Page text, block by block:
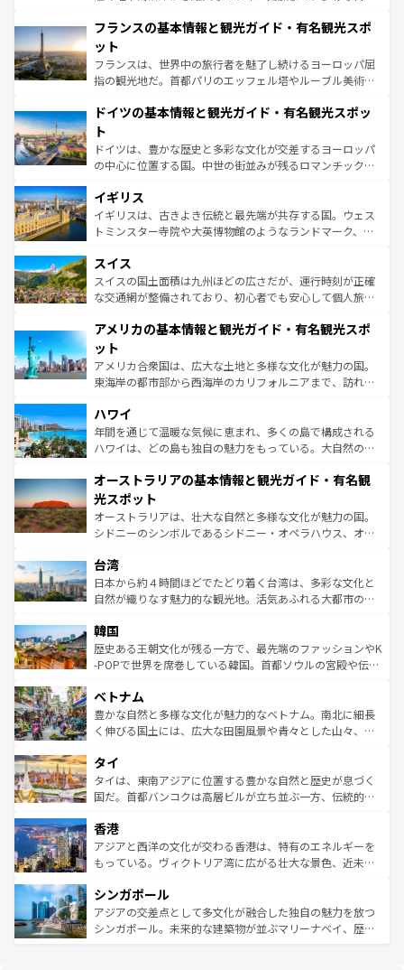
なお、新着のイタリア情報はコンテンツ一覧を参照してほ
しい。
文化が根付くこの国では、情熱的なフラメンコ、熱気あふ
れる闘牛、そして美味しいタパスが生活の一部となってい
る。首都マドリードの洗練された雰囲気や、バルセロナの
アートに溢れた街角から、地方では古代ローマ遺跡や中世
せる。地方によって風土や気候が異なるスペインはその個
ンテンツ一覧 を参照してほしい。
フランスの基本情報と観光ガイド・有名観光スポ
ット
フランスは、世界中の旅行者を魅了し続けるヨーロッパ屈
指の観光地だ。首都パリのエッフェル塔やルーブル美術館
で、幅広い魅力が詰まっている。華麗な宮殿、歴史的な大
聖堂、美しいビーチ、そして豊かな自然が、訪れる者を心
から魅了する。また、フランスは美食の国としても知ら
れ、フランス料理はユネスコ無形文化遺産にも登録されて
香り高いラベンダー畑など、多彩な楽しみ方が可能だ。さ
らに、パリ以外の地域にも魅力が溢れており、どの街角に
も豊かな歴史と文化が息づいている。パリ以外の個性あふ
を参照してほしい。
ドイツの基本情報と観光ガイド・有名観光スポッ
ト
ドイツは、豊かな歴史と多彩な文化が交差するヨーロッパ
の中心に位置する国。中世の街並みが残るロマンチック街
顔を持つこの国は、どこを歩いても飽きることがない。ベ
ルリンの文化的活気、バイエルン州のアルプスの絶景、そ
してライン川沿いのワイン畑といった風景は必見。ビール
は、お酒好きな人にはぜひ体験してほしい。 なお、新着の
ドイツ情報はコンテンツ一覧を参照してほしい。
イギリス
イギリスは、古きよき伝統と最先端が共存する国。ウェス
トミンスター寺院や大英博物館のようなランドマーク、歴
リアごとに異なる魅力がある。また、優雅なアフタヌーン
ティー、ビール好きにはたまらない英国パブ、サッカー観
戦など、本場だからこそできる体験も豊富。イギリスを旅
ンツ一覧を参照してほしい。
スイス
スイスの国土面積は九州ほどの広さだが、運行時刻が正確
な交通網が整備されており、初心者でも安心して個人旅行
の建物がそのまま残る町や、スイスならではのユニークな
博物館もあり、アルプス観光だけでなく町歩きも満喫する
ことができる。国民の所得が高いため物価も高いが、旅行
者向けの交通パス提供のサービスもあり、うまく活用すれ
着のスイス情報は
アメリカの基本情報と観光ガイド・有名観光スポ
ット
アメリカ合衆国は、広大な土地と多様な文化が魅力の国。
東海岸の都市部から西海岸のカリフォルニアまで、訪れる
のような巨大都市は、観光、ショッピング、エンターテイ
ンメントが詰まった刺激的なスポットだ。一方、アメリカ
西部には大自然が広がり、グランドキャニオンやイエロー
部のニューオーリンズでは、音楽と美食が融合した独特の
文化が魅力。旅行者はアメリカの各地域で異なる魅力を楽
しみながら、その多様性と豊かな歴史を感じることができ
るだろう。車でのロードトリップや列車の旅も、アメリカ
情報は
ハワイ
年間を通じて温暖な気候に恵まれ、多くの島で構成される
ハワイは、どの島も独自の魅力をもっている。大自然の神
ワイ島は見逃せない。また、定番の観光地といえばオアフ
島だが、静かな自然を求めるならマウイ島やカウアイ島が
おすすめ。エメラルドグリーンに輝く海をはじめ、豊かな
文化や歴史が息づいている。「アロハスピリット」と呼ば
人々、おいしいローカルフードやハワイアンミュージッ
ク、伝統的なフラダンスなど、すべてがハワイの魅力を彩
っている。訪れるたびに新しい発見と感動が待っているハ
はコンテンツ一覧
オーストラリアの基本情報と観光ガイド・有名観
光スポット
オーストラリアは、壮大な自然と多様な文化が魅力の国。
シドニーのシンボルであるシドニー・オペラハウス、オー
リアリーフや大陸中央部にそびえるウルル（エアーズロッ
ク）、タスマニアの美しい原生林やケアンズの熱帯雨林な
ど、見どころがたくさん。また、カフェやワイン、オージ
いる。アクティビティも充実しており、サーフィンやダイ
ビング、ハイキングなど、アウトドア好きにはたまらな
い。オーストラリアの多彩な魅力を存分に味わいつくそ
参照してほしい。
台湾
日本から約４時間ほどでたどり着く台湾は、多彩な文化と
自然が織りなす魅力的な観光地。活気あふれる大都市の台
ン）、静ひつな山岳地帯である台湾東部など、都市の喧騒
と山間の静けさが共存しており、訪れる人に新しい発見と
驚きをもたらしてくれる。また、奥深い台湾の食文化も魅
容にもいいと評判のスイーツなど、バラエティ豊かな料理
が味わえる。 なお、新着の台湾情報は コンテンツ一覧を参
照してほしい。
韓国
歴史ある王朝文化が残る一方で、最先端のファッションやK
-POPで世界を席巻している韓国。首都ソウルの宮殿や伝統
き、地方に足を延ばせば四季折々の自然美を楽しむことが
できる。そして、キムチや焼肉、絶品のストリートフード
まで、さまざまな韓国料理が待っている。夜には、韓国な
リティに包まれながら、韓国の多彩な魅力を心ゆくまで味
わってみてほしい。 なお、新着の韓国情報はコンテンツ一
覧を参照してほしい。
ベトナム
豊かな自然と多様な文化が魅力的なベトナム。南北に細長
く伸びる国土には、広大な田園風景や青々とした山々、世
急速な発展と共に伝統が息づく。ハノイの古い町並みやホ
ーチミン市のフランス統治時代の建物も、独特の雰囲気を
醸し出している。また、バラエティの豊かさとおいしさで
とつ。フォーやバインミー、ベトナムコーヒーなどは、ぜ
ひ現地で味わいたい。どの地域を訪れてもあたたかい人々
が旅行者を迎えてくれるので、きっと忘れられない旅にな
参照してほしい。
タイ
タイは、東南アジアに位置する豊かな自然と歴史が息づく
国だ。首都バンコクは高層ビルが立ち並ぶ一方、伝統的な
の活気が交差している。北部ではチェンマイなどの山岳地
帯で自然と触れ合い、南部ではプーケットやクラビの美し
いビーチでリゾート気分を楽しむことができる。タイ料理
激する。気候は一年中温暖で、どの季節にも異なる楽しみ
が待っている。親しみやすいタイの人々、仏教を中心とし
た文化、そして多様な観光資源が、訪れる旅人を魅了し続
香港
アジアと西洋の文化が交わる香港は、特有のエネルギーを
もっている。ヴィクトリア湾に広がる壮大な景色、近未来
み、どこを訪れても感動するはず。観光スポットが密集し
ており、効率よく見どころを回れるのも魅力。息をのむよ
うな絶景から文化的な体験まで、香港を存分に楽しみ尽く
シンガポール
アジアの交差点として多文化が融合した独自の魅力を放つ
シンガポール。未来的な建築物が並ぶマリーナベイ、歴史